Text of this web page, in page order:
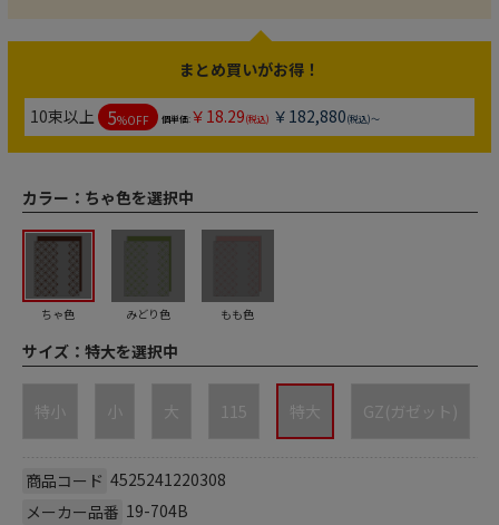
まとめ買いがお得！
10束以上 5%OFF 個単価:￥18.29(税込) ￥182,880(税込)～
カラー： ちゃ色を選択中
ちゃ色 みどり色 もも色
サイズ： 特大を選択中
特小 小 大 115 特大 GZ(ガゼット)
商品コード 4525241220308
メーカー品番 19-704B